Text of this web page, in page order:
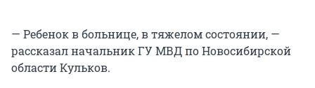
— Ребенок в больнице, в тяжелом состоянии, —
рассказал начальник ГУ МВД по Новосибирской
области Кульков.